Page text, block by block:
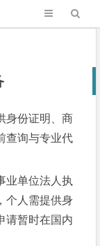
身份证明、商
查询与专业代
业单位法人执
个人需提供身
请暂时在国内